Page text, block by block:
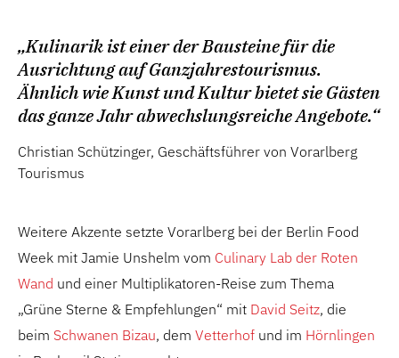
„Kulinarik ist einer der Bausteine für die
Ausrichtung auf Ganzjahrestourismus.
Ähnlich wie Kunst und Kultur bietet sie Gästen
das ganze Jahr abwechslungsreiche Angebote.“
Christian Schützinger, Geschäftsführer von Vorarlberg
Tourismus
Weitere Akzente setzte Vorarlberg bei der Berlin Food
Week mit Jamie Unshelm vom Culinary Lab der Roten
Wand und einer Multiplikatoren-Reise zum Thema
„Grüne Sterne & Empfehlungen“ mit David Seitz, die
beim Schwanen Bizau, dem Vetterhof und im Hörnlingen